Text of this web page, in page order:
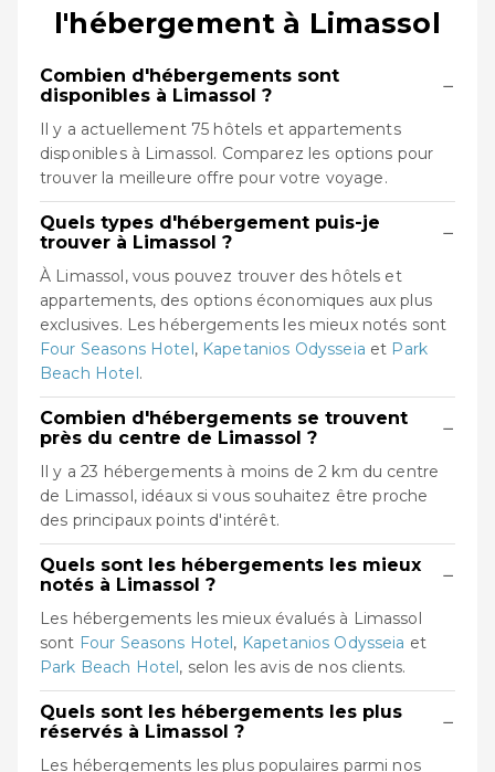
l'hébergement à Limassol
Combien d'hébergements sont
disponibles à Limassol ?
−
Il y a actuellement 75 hôtels et appartements
disponibles à Limassol. Comparez les options pour
trouver la meilleure offre pour votre voyage.
Quels types d'hébergement puis-je
trouver à Limassol ?
−
À Limassol, vous pouvez trouver des hôtels et
appartements, des options économiques aux plus
exclusives. Les hébergements les mieux notés sont
Four Seasons Hotel, Kapetanios Odysseia et Park
Beach Hotel.
Combien d'hébergements se trouvent
près du centre de Limassol ?
−
Il y a 23 hébergements à moins de 2 km du centre
de Limassol, idéaux si vous souhaitez être proche
des principaux points d'intérêt.
Quels sont les hébergements les mieux
notés à Limassol ?
−
Les hébergements les mieux évalués à Limassol
sont Four Seasons Hotel, Kapetanios Odysseia et
Park Beach Hotel, selon les avis de nos clients.
Quels sont les hébergements les plus
réservés à Limassol ?
−
Les hébergements les plus populaires parmi nos